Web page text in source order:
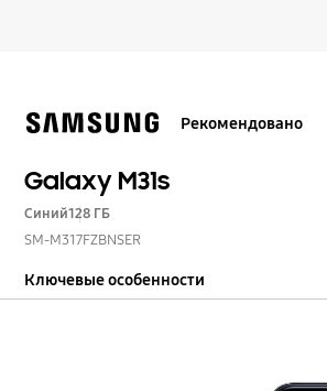
Рекомендовано
Galaxy M31s
Синий128 ГБ
SM-M317FZBNSER
Ключевые особенности